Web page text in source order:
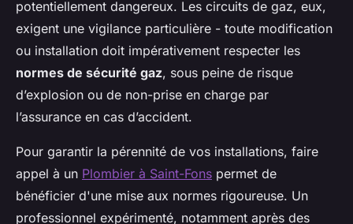
potentiellement dangereux. Les circuits de gaz, eux,
exigent une vigilance particulière - toute modification
ou installation doit impérativement respecter les
normes de sécurité gaz, sous peine de risque
d’explosion ou de non-prise en charge par
l’assurance en cas d’accident.
Pour garantir la pérennité de vos installations, faire
appel à un Plombier à Saint-Fons permet de
bénéficier d'une mise aux normes rigoureuse. Un
professionnel expérimenté, notamment après des